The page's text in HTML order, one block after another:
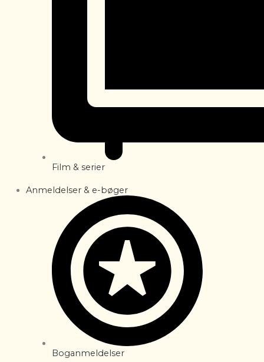
Film & serier
Anmeldelser & e-bøger
Boganmeldelser